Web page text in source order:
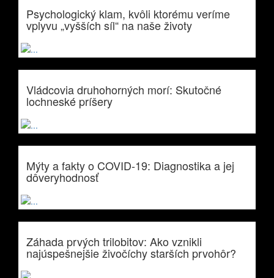
Psychologický klam, kvôli ktorému veríme
vplyvu „vyšších síl“ na naše životy
Vládcovia druhohorných morí: Skutočné
lochneské príšery
Mýty a fakty o COVID-19: Diagnostika a jej
dôveryhodnosť
Záhada prvých trilobitov: Ako vznikli
najúspešnejšie živočíchy starších prvohôr?